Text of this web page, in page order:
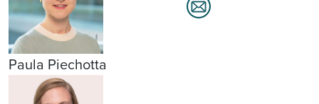
Paula Piechotta